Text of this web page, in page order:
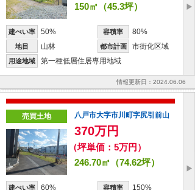
150㎡（45.3坪）
建ぺい率 50% 容積率 80%
地目 山林 都市計画 市街化区域
用途地域 第一種低層住居専用地域
情報更新日：2024.06.06
売買土地 八戸市大字市川町字尻引前山
370万円
（坪単価：5万円）
246.70㎡（74.62坪）
建ぺい率 60% 容積率 150%